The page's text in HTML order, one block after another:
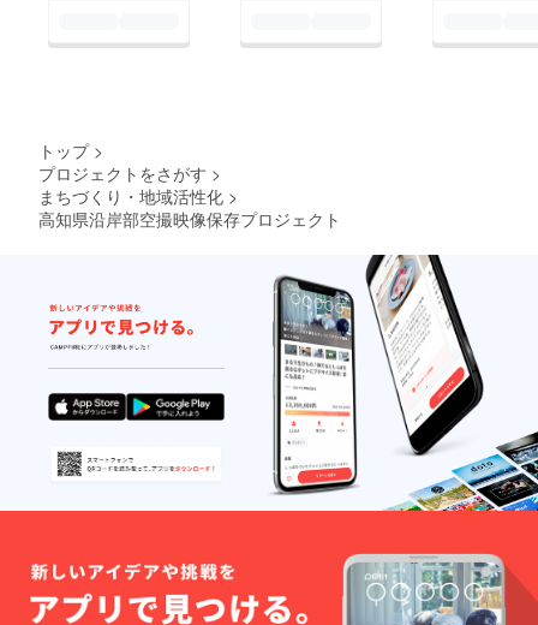
トップ >
プロジェクトをさがす >
まちづくり・地域活性化 >
高知県沿岸部空撮映像保存プロジェクト